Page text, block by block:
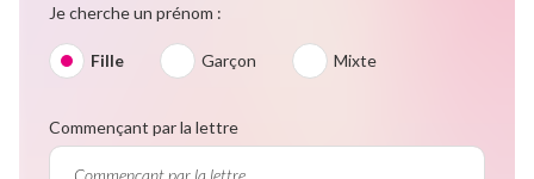
Je cherche un prénom :
Fille Garçon Mixte
Commençant par la lettre